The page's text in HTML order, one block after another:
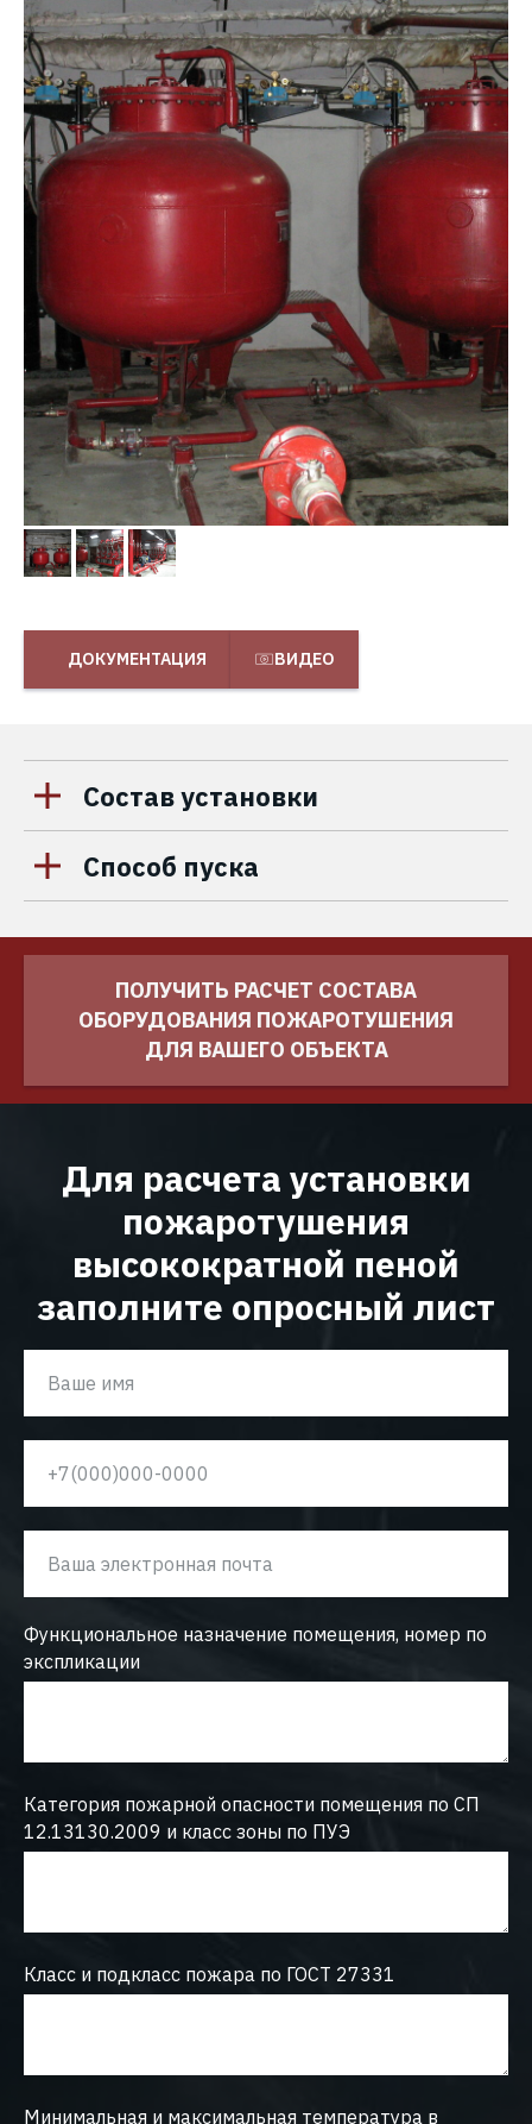
ДОКУМЕНТАЦИЯ ВИДЕО
Состав установки
Способ пуска
ПОЛУЧИТЬ РАСЧЕТ СОСТАВА
ОБОРУДОВАНИЯ ПОЖАРОТУШЕНИЯ
ДЛЯ ВАШЕГО ОБЪЕКТА
Для расчета установки
пожаротушения
высокократной пеной
заполните опросный лист
Функциональное назначение помещения, номер по
экспликации
Категория пожарной опасности помещения по СП
12.13130.2009 и класс зоны по ПУЭ
Класс и подкласс пожара по ГОСТ 27331
Минимальная и максимальная температура в